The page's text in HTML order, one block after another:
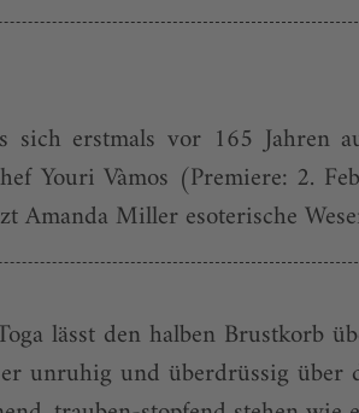
sich erstmals vor 165
Youri Vàmos (Premiere: 2.
Amanda Miller esoterische
lässt den halben Brustkorb
unruhig und überdrüssig